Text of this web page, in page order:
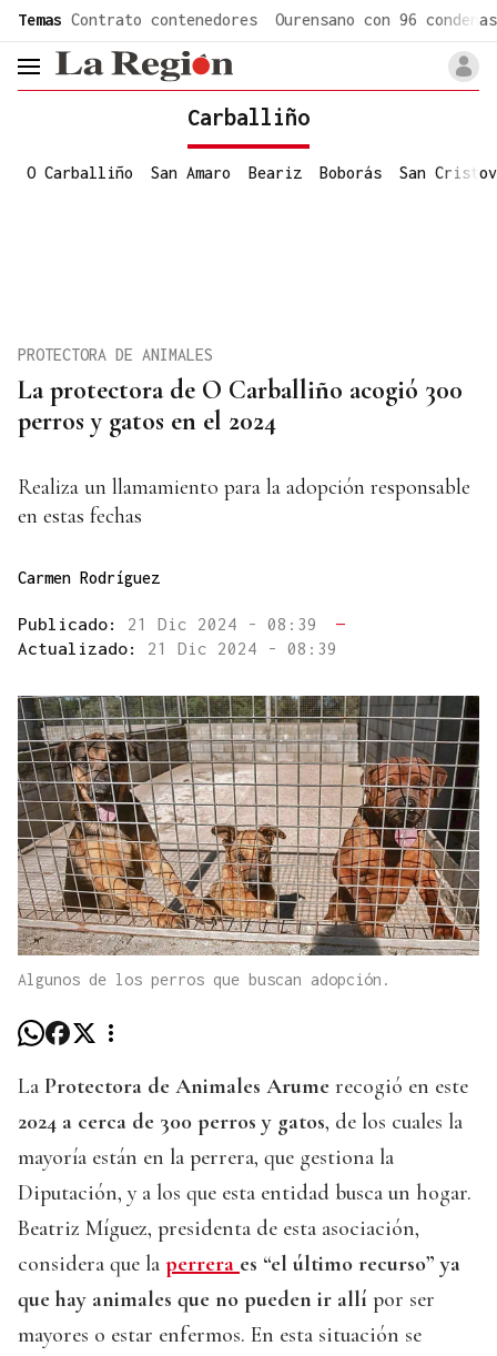
Temas Contrato contenedores Ourensano con 96 condenas
header.menu.open
Carballiño
O Carballiño San Amaro Beariz Boborás San
La protectora de O Carballiño acogió 300
perros y gatos en el 2024
PROTECTORA DE ANIMALES
Realiza un llamamiento para la adopción responsable
en estas fechas
Carmen Rodríguez
Publicado: 21 Dic 2024 - 08:39
—
Actualizado: 21 Dic 2024 - 08:39
Algunos de los perros que buscan adopción.
La Protectora de Animales Arume recogió en este
2024 a cerca de 300 perros y gatos, de los cuales la
mayoría están en la perrera, que gestiona la
Diputación, y a los que esta entidad busca un hogar.
Beatriz Míguez, presidenta de esta asociación,
considera que la perrera es “el último recurso” ya
que hay animales que no pueden ir allí por ser
mayores o estar enfermos. En esta situación se